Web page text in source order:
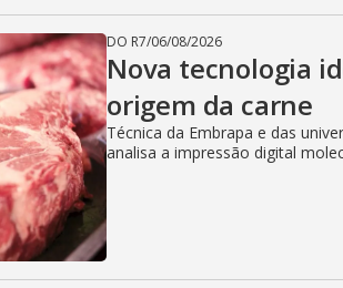
DO R7/06/08/2026
Nova tecnologia
origem da carne
Técnica da Embrapa e das
analisa a impressão digital